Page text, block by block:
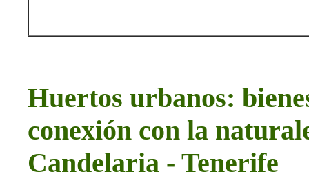
Huertos urbanos:
conexión con la
Candelaria - Tenerife